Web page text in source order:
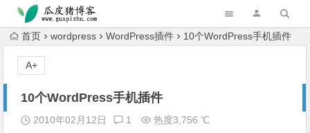
跳转到主内容
首页 wordpress WordPress插件 10个WordPress手机插件
10个WordPress手机插件
2010年02月12日 1 热度3,756 ℃
A+